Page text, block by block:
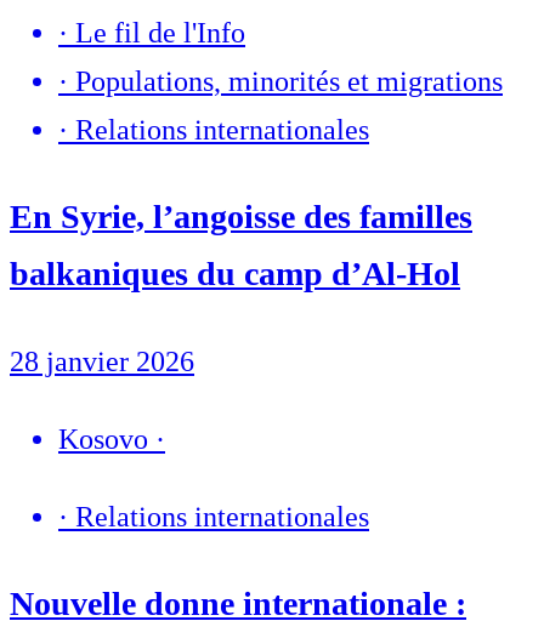
· Le fil de l'Info
· Populations, minorités et migrations
· Relations internationales
En Syrie, l’angoisse des familles
balkaniques du camp d’Al-Hol
28 janvier 2026
Kosovo ·
· Relations internationales
Nouvelle donne internationale :